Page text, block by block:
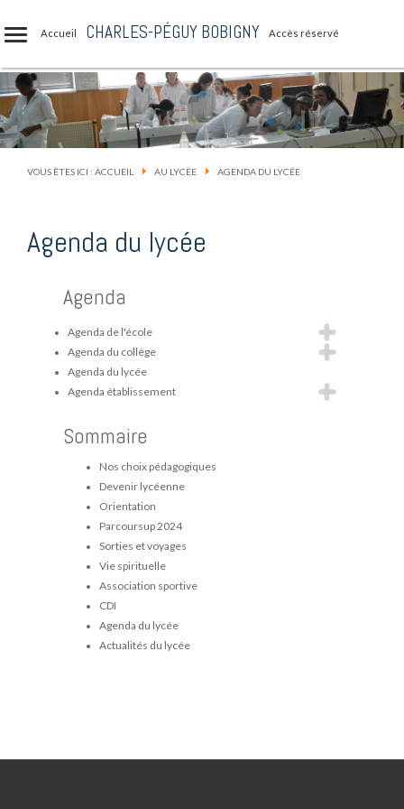
Accueil CHARLES-PÉGUY BOBIGNY Accès réservé
VOUS ÊTES ICI : ACCUEIL AU LYCÉE AGENDA DU LYCÉE
Agenda du lycée
Agenda
Agenda de l'école
Agenda du collège
Agenda du lycée
Agenda établissement
Sommaire
Nos choix pédagogiques
Devenir lycéenne
Orientation
Parcoursup 2024
Sorties et voyages
Vie spirituelle
Association sportive
CDI
Agenda du lycée
Actualités du lycée